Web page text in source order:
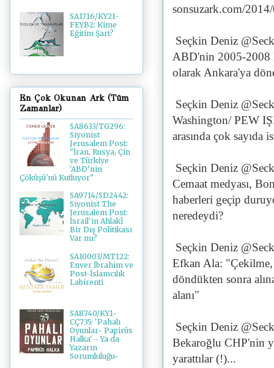
sonsuzark.com/
Seçkin Deniz
ABD'nin 2005-2008
olarak Ankara'ya
Seçkin Deniz
Washington/ PEW
arasında çok sayıda
Seçkin Deniz
Cemaat medyası,
haberleri geçip
neredeydi?
Seçkin Deniz
Efkan Ala: "Çekilme,
döndükten sonra
alanı"
Seçkin Deniz
Bekaroğlu CHP'nin
yarattılar (!)...
SA1716/KY21-
FEYB2: Kime
Eğitim Şart?
En Çok Okunan Ark (Tüm
Zamanlar)
SA8633/TG296:
Siyonist
Jerusalem Post:
"İran, Rusya, Çin
ve Türkiye
'ABD’nin
Çöküşü'nü Kutluyor"
SA9714/SD2442:
Siyonist The
Jerusalem Post:
İsrail'in Ahlakî
Bir Dış Politikası
Var mı?
SA10003/MT122:
Enver İbrahim ve
Post-İslamcılık
Labirenti
SA8740/KY1-
CÇ735: 'Pahalı
Oyunlar- Papirüs
Halka' - Ya da
Yazarın
Sorumluluğu-